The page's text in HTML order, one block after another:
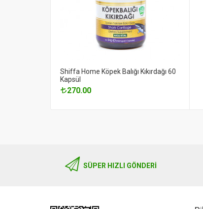
Shiffa Home Köpek Balığı Kıkırdağı 60
Kapsül
270.00
SÜPER HIZLI GÖNDERI